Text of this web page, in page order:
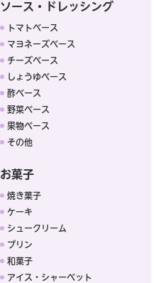
ソース・ドレッシング
トマトベース
マヨネーズベース
チーズベース
しょうゆベース
酢ベース
野菜ベース
果物ベース
その他
お菓子
焼き菓子
ケーキ
シュークリーム
プリン
和菓子
アイス・シャーベット